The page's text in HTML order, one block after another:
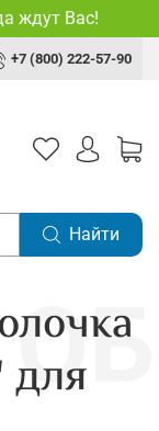
ждут Вас!
+7 (800) 222-57-90
Найти
для